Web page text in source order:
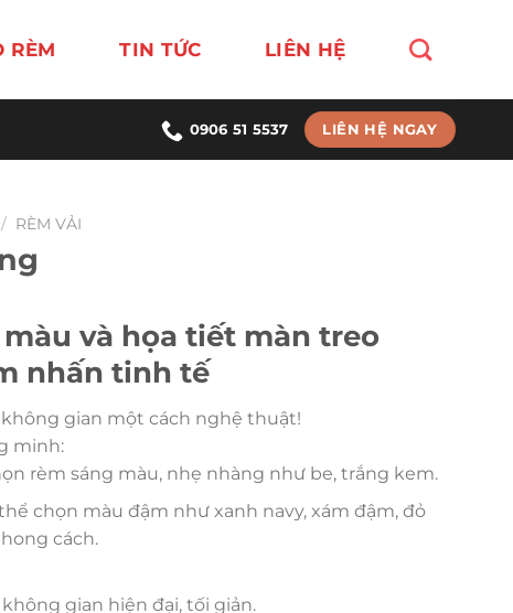
RÈM TIN TỨC LIÊN HỆ
0906 51 5537 LIÊN HỆ NGAY
/ RÈM VẢI
và họa tiết màn treo
nhấn tinh tế
không gian một cách nghệ thuật!
minh:
rèm sáng màu, nhẹ nhàng như be, trắng kem.
chọn màu đậm như xanh navy, xám đậm, đỏ
cách.
gian hiện đại, tối giản.